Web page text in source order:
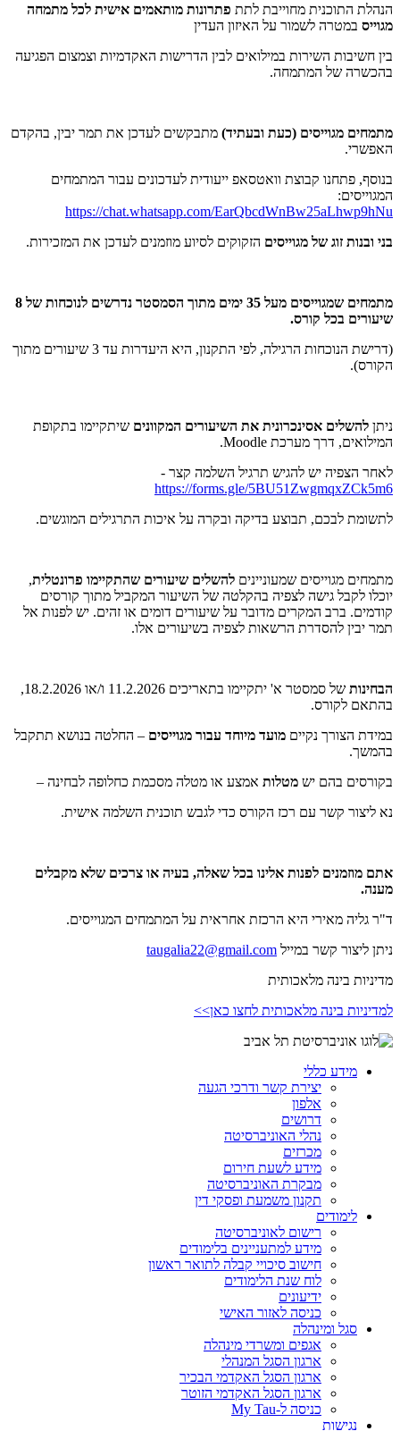
הנהלת התוכנית מחוייבת לתת פתרונות מותאמים אישית לכל מתמחה
מגוייס במטרה לשמור על האיזון העדין
בין חשיבות השירות במילואים לבין הדרישות האקדמיות וצמצום הפגיעה
בהכשרה של המתמחה.
מתמחים מגוייסים (כעת ובעתיד) מתבקשים לעדכן את תמר יבין, בהקדם
האפשרי.
בנוסף, פתחנו קבוצת וואטסאפ ייעודית לעדכונים עבור המתמחים
המגוייסים:
https://chat.whatsapp.com/EarQbcdWnBw25aLhwp9hNu
בני ובנות זוג של מגוייסים הזקוקים לסיוע מוזמנים לעדכן את המזכירות.
מתמחים שמגוייסים מעל 35 ימים מתוך הסמסטר נדרשים לנוכחות של 8
שיעורים בכל קורס.
(דרישת הנוכחות הרגילה, לפי התקנון, היא היעדרות עד 3 שיעורים מתוך
הקורס).
ניתן להשלים אסינכרונית את השיעורים המקוונים שיתקיימו בתקופת
המילואים, דרך מערכת Moodle.
לאחר הצפיה יש להגיש תרגיל השלמה קצר -
https://forms.gle/5BU51ZwgmqxZCk5m6
לתשומת לבכם, תבוצע בדיקה ובקרה על איכות התרגילים המוגשים.
מתמחים מגוייסים שמעוניינים להשלים שיעורים שהתקיימו פרונטלית,
יוכלו לקבל גישה לצפיה בהקלטה של השיעור המקביל מתוך קורסים
קודמים. ברב המקרים מדובר על שיעורים דומים או זהים. יש לפנות אל
תמר יבין להסדרת הרשאות לצפיה בשיעורים אלו.
הבחינות
של סמסטר א' יתקיימו בתאריכים 11.2.2026 ו/או 18.2.2026,
בהתאם לקורס.
במידת הצורך נקיים מועד מיוחד עבור מגוייסים – החלטה בנושא תתקבל
בהמשך.
בקורסים בהם יש מטלות אמצע או מטלה מסכמת כחלופה לבחינה –
נא ליצור קשר עם רכז הקורס כדי לגבש תוכנית השלמה אישית.
אתם מוזמנים לפנות אלינו בכל שאלה, בעיה או צרכים שלא מקבלים
מענה.
ד"ר גליה מאירי היא הרכזת אחראית על המתמחים המגוייסים.
ניתן ליצור קשר במייל taugalia22@gmail.com
מדיניות בינה מלאכותית
למדיניות בינה מלאכותית לחצו כאן>>
מידע כללי
יצירת קשר ודרכי הגעה
אלפון
דרושים
נהלי האוניברסיטה
מכרזים
מידע לשעת חירום
מבקרת האוניברסיטה
תקנון משמעת ופסקי דין
לימודים
רישום לאוניברסיטה
מידע למתעניינים בלימודים
חישוב סיכויי קבלה לתואר ראשון
לוח שנת הלימודים
ידיעונים
כניסה לאזור האישי
סגל ומינהלה
אגפים ומשרדי מינהלה
ארגון הסגל המנהלי
ארגון הסגל האקדמי הבכיר
ארגון הסגל האקדמי הזוטר
כניסה ל-My Tau
נגישות